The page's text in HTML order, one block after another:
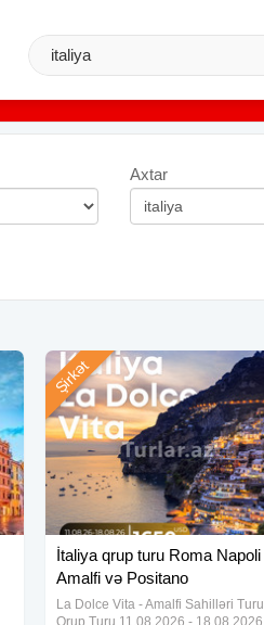
Axtar
İtaliya qrup turu Roma Napoli
Amalfi və Positano
La Dolce Vita - Amalfi Sahilləri Turu
Qrup Turu 11.08.2026 - 18.08.2026
Şirkət